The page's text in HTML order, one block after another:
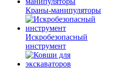
Краны-манипуляторы
Искробезопасный
инструмент